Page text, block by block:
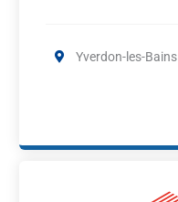
Yverdon-les-Bains